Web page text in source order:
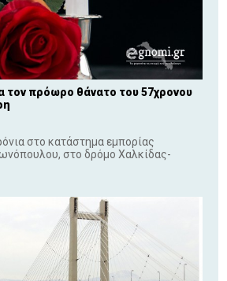
τον πρόωρο θάνατο του 57χρονου
στο κατάστημα εμπορίας
στο δρόμο Χαλκίδας-